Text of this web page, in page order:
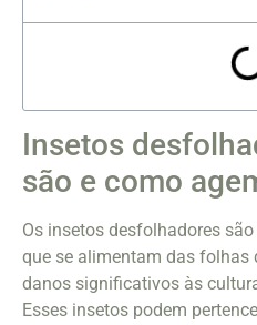
Insetos
são e como
Os insetos desfolhadores
que se alimentam das folhas
danos significativos às
Esses insetos podem